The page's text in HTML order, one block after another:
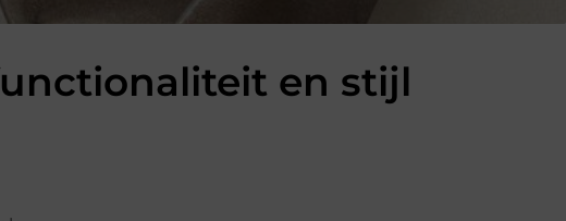
en stijl